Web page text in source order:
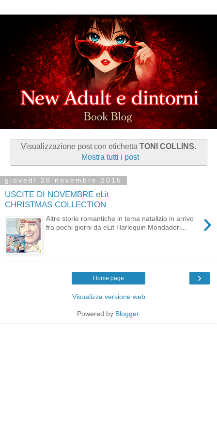
Visualizzazione post con etichetta TONI COLLINS.
Mostra tutti i post
giovedì 26 novembre 2015
USCITE DI NOVEMBRE eLit
CHRISTMAS COLLECTION
›
Altre storie romantiche in tema natalizio in arrivo
fra pochi giorni da eLit Harlequin Mondadori...
›
Home page
Visualizza versione web
Powered by Blogger.